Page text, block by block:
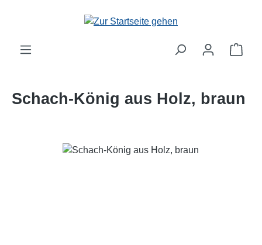
Zum Hauptinhalt springen
Schach-König aus Holz, braun
Bildergalerie überspringen